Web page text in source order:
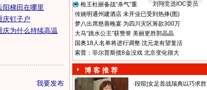
阳梯田在哪里
庆钉子户
庆为什么持续高温
我要发布
枪王杜丽备战“杀气”重
刘翔竞选IOC委员
传姚明通州建酒店 未开业已受到热捧(图)
梦八出席慈善晚宴 为四川灾区筹款300万
大马“跳水公主”获赞誉 美丽更胜郭晶晶
国奥18人名单将进行调整 沈元龙有望复活
索普：菲尔普斯揽8金没戏 北京变化很大
博 客 推 荐
·段暄 女足首战瑞典以巧求胜